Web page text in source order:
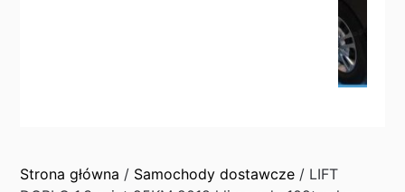
Strona główna / Samochody dostawcze / LIFT